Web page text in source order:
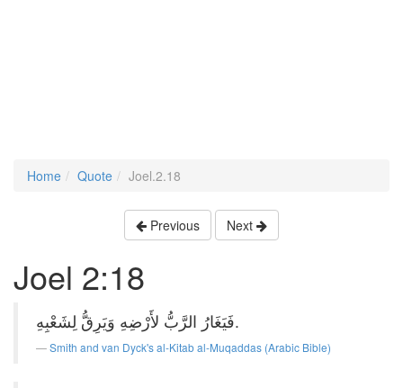
Home Quote Joel.2.18
Previous Next
Joel 2:18
فَيَغَارُ الرَّبُّ لأَرْضِهِ وَيَرِقُّ لِشَعْبِهِ.
Smith and van Dyck's al-Kitab al-Muqaddas (Arabic Bible)